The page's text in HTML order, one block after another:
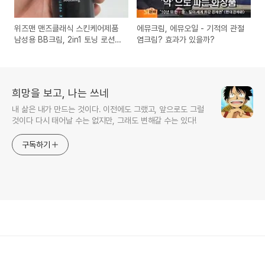
위즈맨 맨즈클래식 스킨케어제품
남성용 BB크림, 2in1 토닝 로션
에뮤크림, 에뮤오일 - 기적의 관절
염크림? 효과가 있을까?
희망을 보고, 나는 쓰네
내 삶은 내가 만드는 것이다. 이전에도 그랬고, 앞으로도 그럴
것이다 다시 태어날 수는 없지만, 그래도 변해갈 수는 있다!
구독하기